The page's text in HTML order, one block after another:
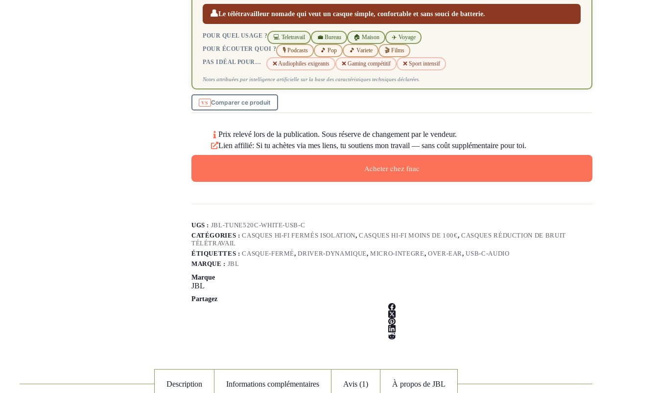
👤Le télétravailleur nomade qui veut un casque simple, confortable et sans souci de batterie.
POUR QUEL USAGE ? 💻 Teletravail 💼 Bureau 🏠 Maison ✈️ Voyage
POUR ÉCOUTER QUOI ? 🎙️ Podcasts 🎵 Pop 🎵 Variete 🎬 Films
PAS IDÉAL POUR… ❌ Audiophiles exigeants ❌ Gaming compétitif ❌ Sport intensif
Notes attribuées par intelligence artificielle sur la base des caractéristiques techniques déclarées.
Comparer ce produit
Prix relevé lors de la publication. Sous réserve de changement par le vendeur.
Lien affilié: Si tu achètes via mes liens, tu soutiens mon travail — sans coût supplémentaire pour toi.
Acheter chez fnac
UGS : JBL-TUNE520C-WHITE-USB-C
CATÉGORIES :CASQUES HI-FI FERMÉS ISOLATION,CASQUES HI-FI MOINS DE 100€,CASQUES RÉDUCTION DE BRUIT
TÉLÉTRAVAIL
ÉTIQUETTES :CASQUE-FERMÉ,DRIVER-DYNAMIQUE,MICRO-INTEGRE, OVER-EAR,USB-C-AUDIO
MARQUE : JBL
Marque
JBL
Partagez
Description Informations complémentaires Avis (1) À propos de JBL